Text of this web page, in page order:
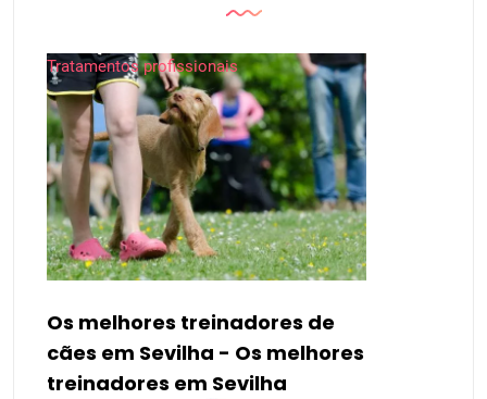
Tratamentos profissionais
Os melhores treinadores de
cães em Sevilha - Os melhores
treinadores em Sevilha